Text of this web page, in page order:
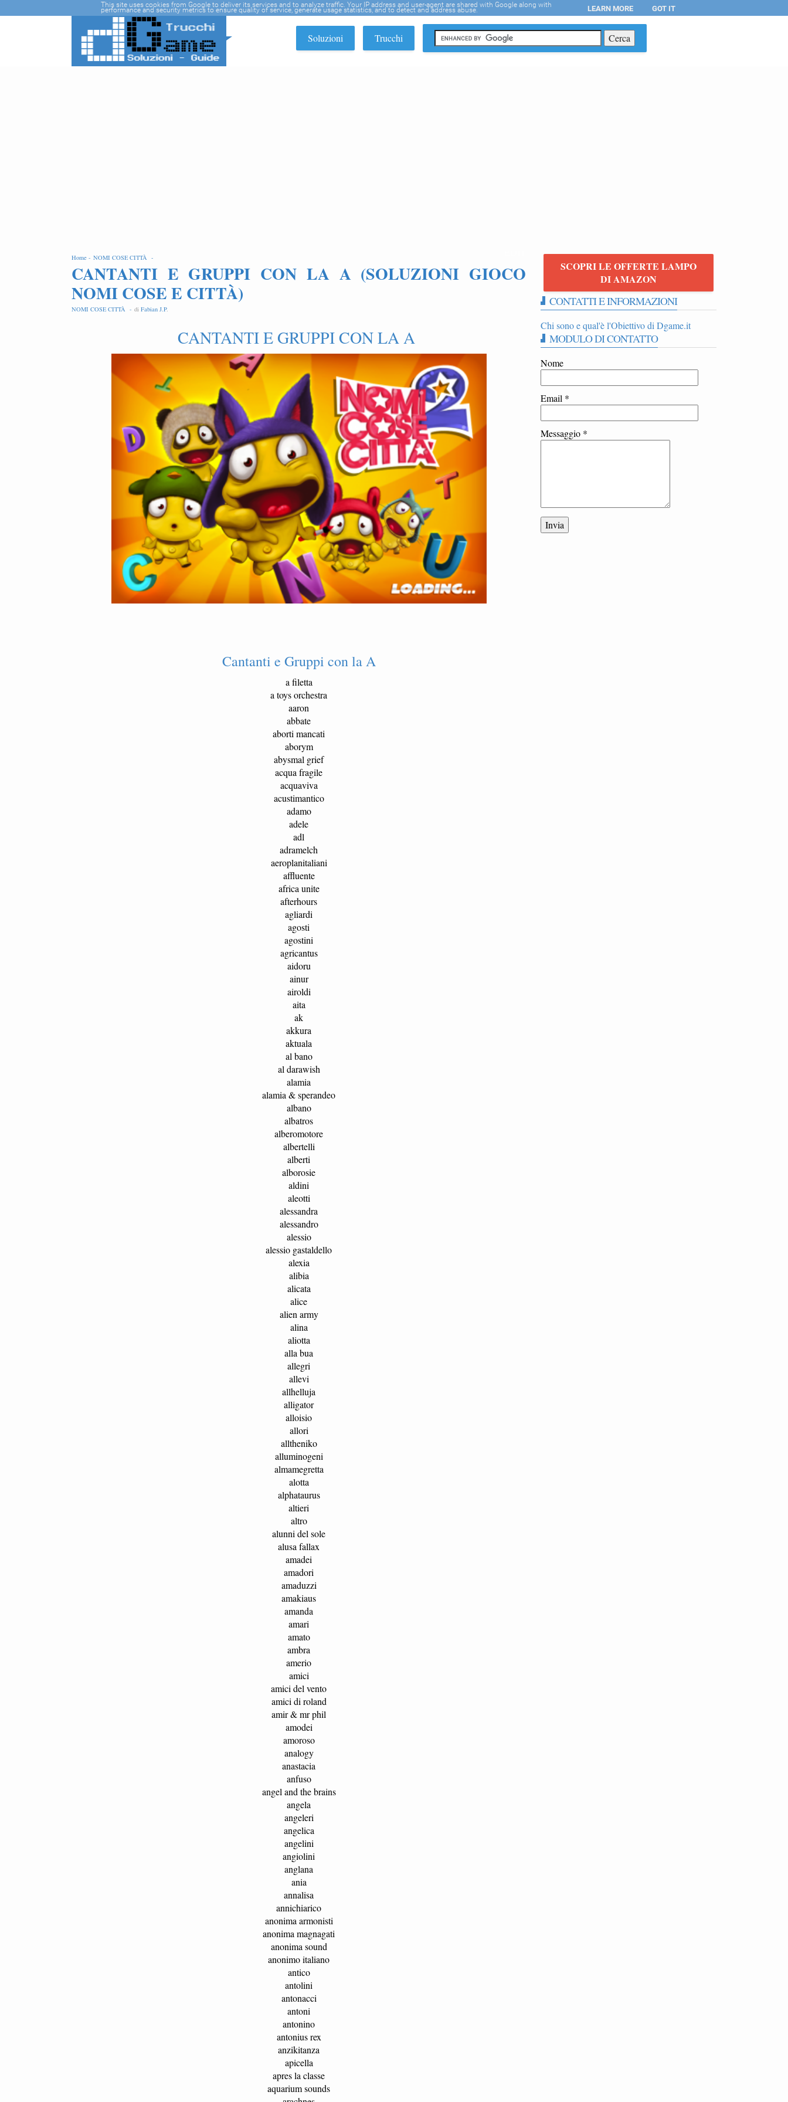
Soluzioni Trucchi
Home - NOMI COSE CITTÀ -
CANTANTI E GRUPPI CON LA A (SOLUZIONI GIOCO
NOMI COSE E CITTÀ)
NOMI COSE CITTÀ - di Fabian J.P.
CANTANTI E GRUPPI CON LA A
Cantanti e Gruppi con la A
a filetta
a toys orchestra
aaron
abbate
aborti mancati
aborym
abysmal grief
acqua fragile
acquaviva
acustimantico
adamo
adele
adl
adramelch
aeroplanitaliani
affluente
africa unite
afterhours
agliardi
agosti
agostini
agricantus
aidoru
ainur
airoldi
aita
ak
akkura
aktuala
al bano
al darawish
alamia
alamia & sperandeo
albano
albatros
alberomotore
albertelli
alberti
alborosie
aldini
aleotti
alessandra
alessandro
alessio
alessio gastaldello
alexia
alibia
alicata
alice
alien army
alina
aliotta
alla bua
allegri
allevi
allhelluja
alligator
alloisio
allori
alltheniko
alluminogeni
almamegretta
alotta
alphataurus
altieri
altro
alunni del sole
alusa fallax
amadei
amadori
amaduzzi
amakiaus
amanda
amari
amato
ambra
amerio
amici
amici del vento
amici di roland
amir & mr phil
amodei
amoroso
analogy
anastacia
anfuso
angel and the brains
angela
angeleri
angelica
angelini
angiolini
anglana
ania
annalisa
annichiarico
anonima armonisti
anonima magnagati
anonima sound
anonimo italiano
antico
antolini
antonacci
antoni
antonino
antonius rex
anzikitanza
apicella
apres la classe
aquarium sounds
SCOPRI LE OFFERTE LAMPO
DI AMAZON
CONTATTI E INFORMAZIONI
Chi sono e qual'è l'Obiettivo di Dgame.it
MODULO DI CONTATTO
Nome
Email *
Messaggio *
This site uses cookies from Google to deliver its services and to analyze traffic. Your IP address and user-agent are shared with Google along with
performance and security metrics to ensure quality of service, generate usage statistics, and to detect and address abuse. LEARN MORE GOT IT